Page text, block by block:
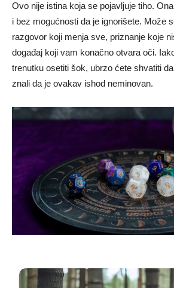
Ovo nije istina koja se pojavljuje tiho.
i bez mogućnosti da je ignorišete. Može
razgovor koji menja sve, priznanje koje
događaj koji vam konačno otvara oči.
trenutku osetiti šok, ubrzo ćete shvatiti
znali da je ovakav ishod neminovan.